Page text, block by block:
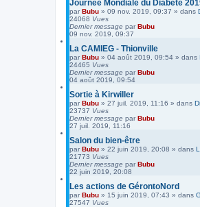
Journée Mondiale du Diabète
par Bubu » 09 nov. 2019, 09:37 » dans
24068 Vues
Dernier message par Bubu
09 nov. 2019, 09:37
La CAMIEG - Thionville
par Bubu » 04 août 2019, 09:54 » dans
24465 Vues
Dernier message par Bubu
04 août 2019, 09:54
Sortie à Kirwiller
par Bubu » 27 juil. 2019, 11:16 » dans
23737 Vues
Dernier message par Bubu
27 juil. 2019, 11:16
Salon du bien-être
par Bubu » 22 juin 2019, 20:08 » dans
21773 Vues
Dernier message par Bubu
22 juin 2019, 20:08
Les actions de GérontoNord
par Bubu » 15 juin 2019, 07:43 » dans
27547 Vues